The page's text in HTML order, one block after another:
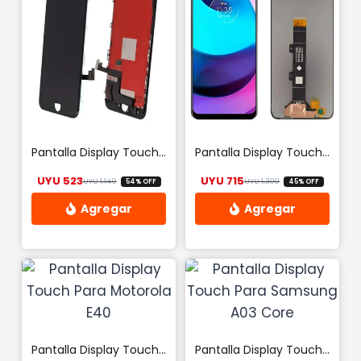
Pantalla Display Touch Para iPhone 7 Plus Black
UYU1,149El precio original era: UYU 1,149.
UYU 523 El precio actual es: UYU 523.
54% OFF
Pantalla Display Touch Para Motorola E20
UYU1,300El precio
UYU 715 El precio actual
45% OFF
Pantalla Display Touch Para Motorola E40 Pantalla Display Touch Para Samsung A03 Core